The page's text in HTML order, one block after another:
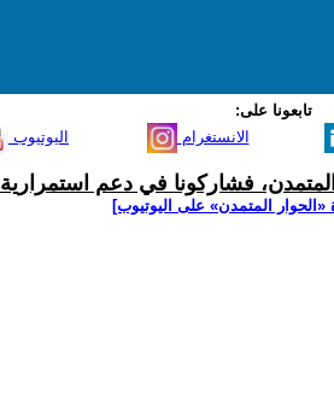
تابعونا على:
اليوتيوب الانستغرام
فشاركونا في دعم
المتمدن» على اليوتيوب]